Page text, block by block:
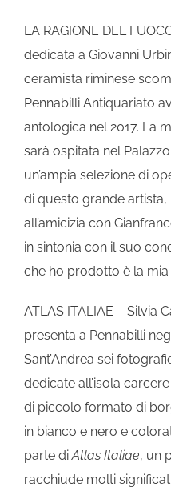
LA RAGIONE DEL
dedicata a Giovanni
ceramista riminese
Pennabilli Antiquariato
antologica nel 2017. La
sarà ospitata nel
un’ampia selezione di
di questo grande
all’amicizia con
in sintonia con il suo
che ho prodotto è la mia
ATLAS ITALIAE – Silvia
presenta a Pennabilli
Sant’Andrea sei
dedicate all’isola
di piccolo formato di
in bianco e nero e
parte diAtlas Italiae, un
racchiude molti